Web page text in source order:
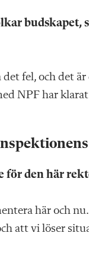
budskapet,
fel, och det
NPF har
för den här
här och
att vi löser